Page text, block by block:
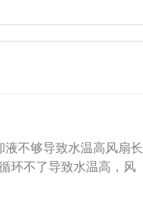
不够导致水温高风扇长
环不了导致水温高，风
了。解决办法：去专业